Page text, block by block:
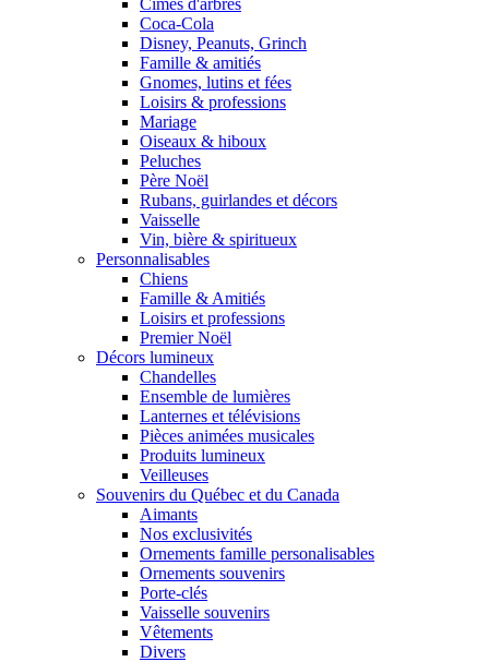
Cimes d'arbres
Coca-Cola
Disney, Peanuts, Grinch
Famille & amitiés
Gnomes, lutins et fées
Loisirs & professions
Mariage
Oiseaux & hiboux
Peluches
Père Noël
Rubans, guirlandes et décors
Vaisselle
Vin, bière & spiritueux
Personnalisables
Chiens
Famille & Amitiés
Loisirs et professions
Premier Noël
Décors lumineux
Chandelles
Ensemble de lumières
Lanternes et télévisions
Pièces animées musicales
Produits lumineux
Veilleuses
Souvenirs du Québec et du Canada
Aimants
Nos exclusivités
Ornements famille personalisables
Ornements souvenirs
Porte-clés
Vaisselle souvenirs
Vêtements
Divers